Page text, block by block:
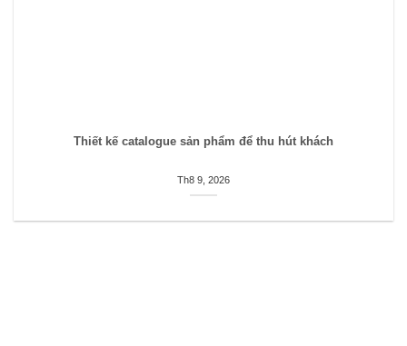
Thiết kế catalogue sản phẩm để thu hút khách
Th8 9, 2026